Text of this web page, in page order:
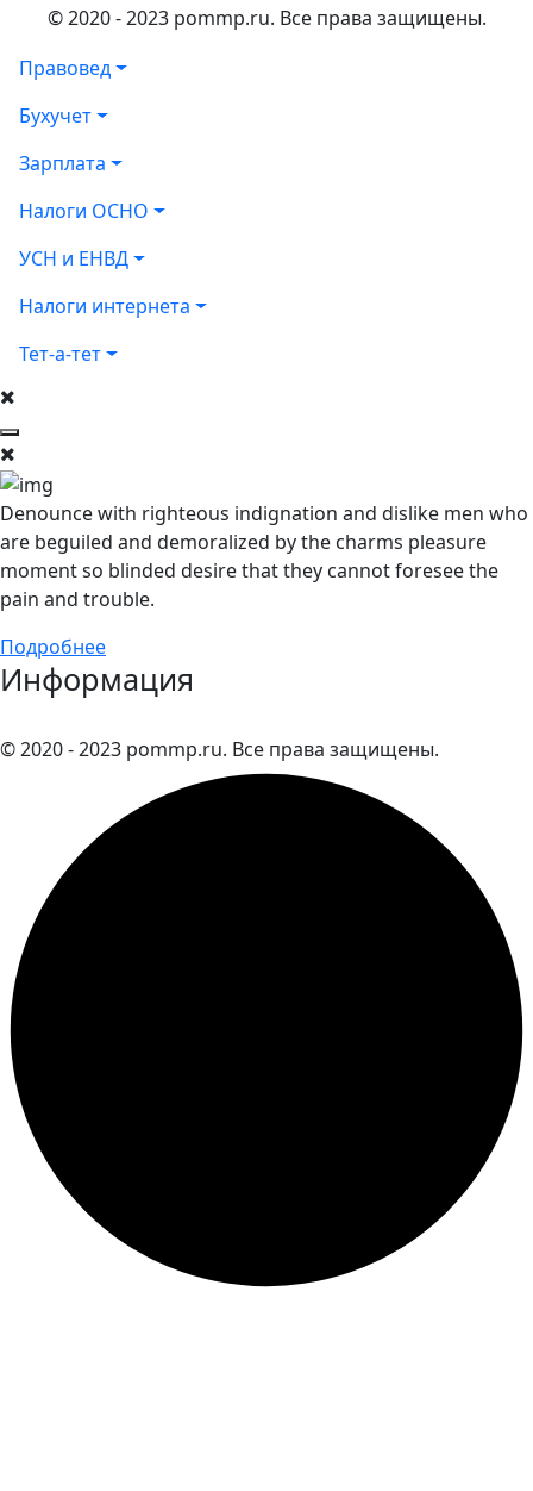
© 2020 - 2023 pommp.ru. Все права защищены.
Правовед
Бухучет
Зарплата
Налоги ОСНО
УСН и ЕНВД
Налоги интернета
Тет-а-тет
Denounce with righteous indignation and dislike men who
are beguiled and demoralized by the charms pleasure
moment so blinded desire that they cannot foresee the
pain and trouble.
Подробнее
Информация
© 2020 - 2023 pommp.ru. Все права защищены.